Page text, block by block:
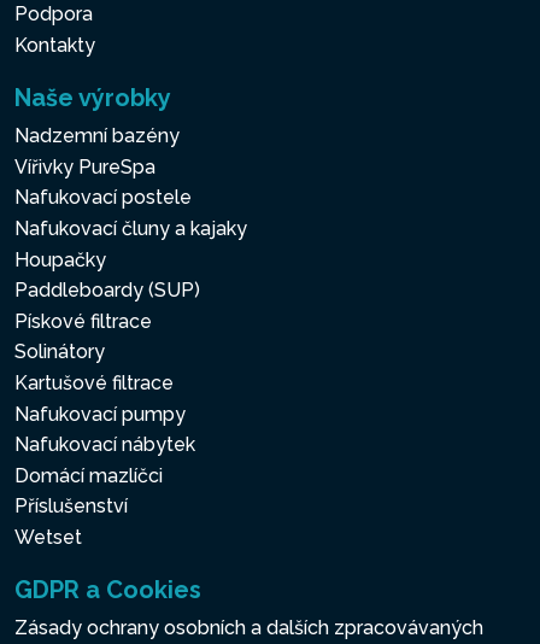
Podpora
Kontakty
Naše výrobky
Nadzemní bazény
Vířivky PureSpa
Nafukovací postele
Nafukovací čluny a kajaky
Houpačky
Paddleboardy (SUP)
Pískové filtrace
Solinátory
Kartušové filtrace
Nafukovací pumpy
Nafukovací nábytek
Domácí mazlíčci
Příslušenství
Wetset
GDPR a Cookies
Zásady ochrany osobních a dalších zpracovávaných